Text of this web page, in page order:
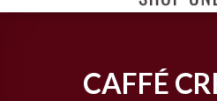
CAFFÉ